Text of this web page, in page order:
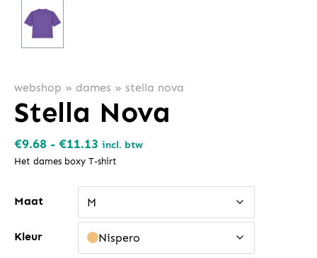
webshop » dames » stella nova
Stella Nova
€9.68 - €11.13 Prijsklasse:
€9.68
tot
incl. btw
Het dames boxy T-shirt
Maat M
Kleur Nispero